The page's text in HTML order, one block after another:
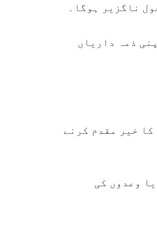
ناگزیر ہوگا۔
ذمہ داریاں
کا خیر مقدم کرنے
وعدوں کی